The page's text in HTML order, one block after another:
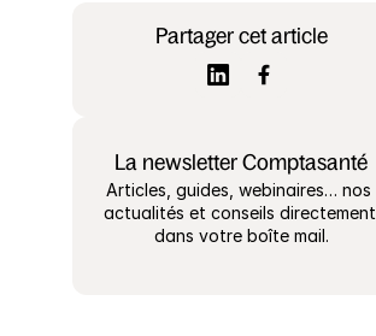
Partager cet article
La newsletter Comptasanté
Articles, guides, webinaires… nos
actualités et conseils directement
dans votre boîte mail.